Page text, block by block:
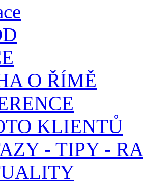
O ŘÍMĚ
KLIENTŮ
- TIPY -